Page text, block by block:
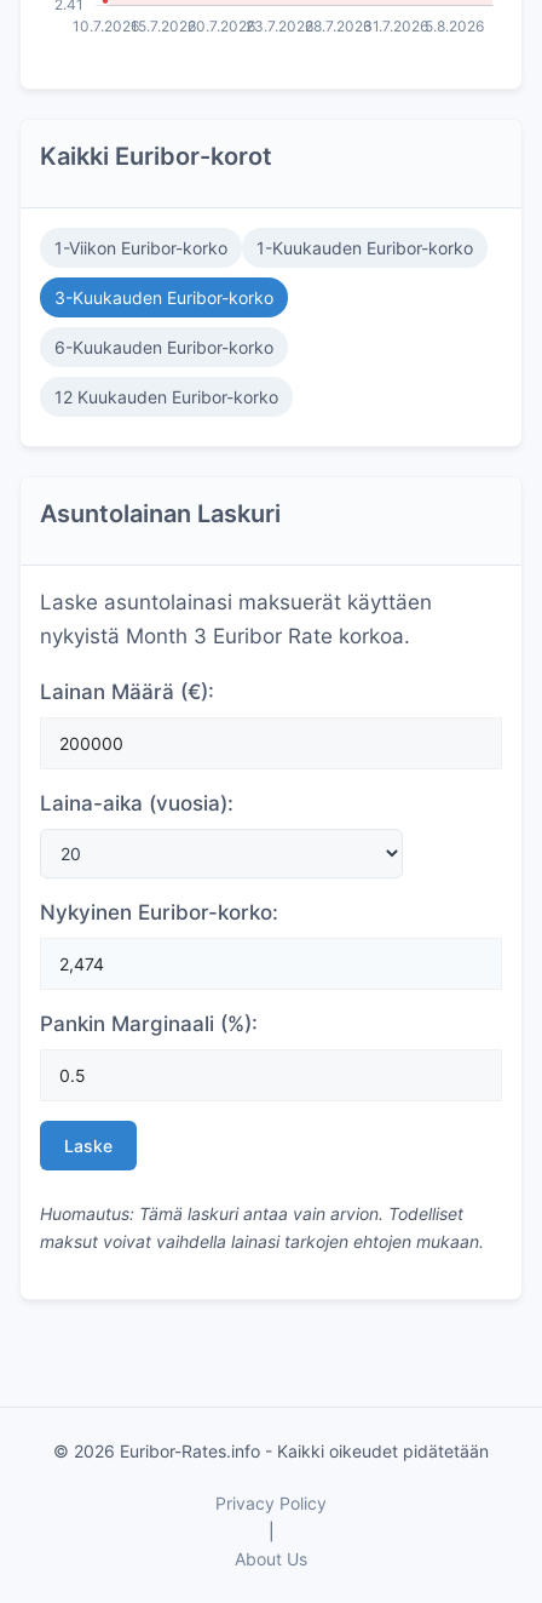
Kaikki Euribor-korot
1-Viikon Euribor-korko 1-Kuukauden Euribor-korko
3-Kuukauden Euribor-korko
6-Kuukauden Euribor-korko
12 Kuukauden Euribor-korko
Asuntolainan Laskuri
Laske asuntolainasi maksuerät käyttäen
nykyistä Month 3 Euribor Rate korkoa.
Lainan Määrä (€):
Laina-aika (vuosia):
Nykyinen Euribor-korko:
Pankin Marginaali (%):
Laske
Huomautus: Tämä laskuri antaa vain arvion. Todelliset
maksut voivat vaihdella lainasi tarkojen ehtojen mukaan.
© 2026 Euribor-Rates.info - Kaikki oikeudet pidätetään
Privacy Policy
About Us